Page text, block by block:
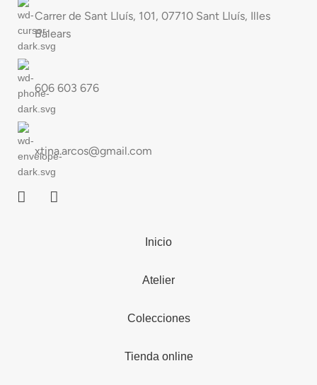
Carrer de Sant Lluís, 101, 07710 Sant Lluís, Illes
Balears
606 603 676
xtina.arcos@gmail.com
Inicio
Atelier
Colecciones
Tienda online